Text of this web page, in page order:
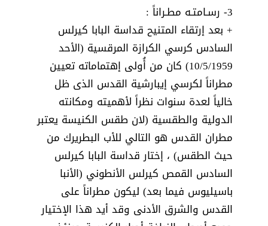
3- رسـامتـه مطـراناً :
+ بعد إرتقاء المتنيح قداسة البابا كيرلس
السادس كرسي الكرازة المرقسية (الأحد
10/5/1959) كان من أُولى إهتماماته تعيين
مطراناً لكرسي إيبارشية القدس الذى ظل
خالياً لعدة سنوات نظراً لأهميته ومكانته
الدولية والطقسية (لان طقس الكنيسة يعتبر
مطران القدس هو التالي للأب البطريرك من
حيث الطقس) ، إختار قداسة البابا كيرلس
السادس القمص كيرلس الأنطوني (الأنبا
باسيليوس فيما بعد) ليكون مطراناً على
القدس والشرق الأدنى وقد أيد هذا الإختيار